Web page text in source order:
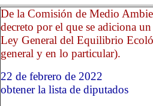
De la Comisión de Medio
decreto por el que se adiciona
Ley General del Equilibrio
general y en lo particular).
22 de febrero de 2022
obtener la lista de diputados